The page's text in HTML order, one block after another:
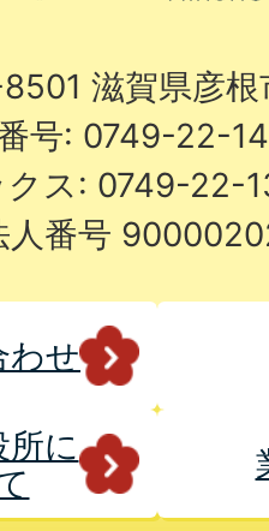
滋賀県彦
号: 0749-22-
クス: 0749-22-
人番号
わせ
所に